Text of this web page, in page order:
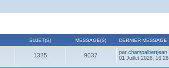
SUJET(S) MESSAGE(S) DERNIER MESSAGE
1335 9037 parchampalbertjean
01 Juillet 2026, 16:26